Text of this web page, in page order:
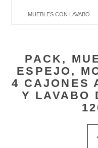
MUEBLES CON LAVABO
PACK,
ESPEJO,
4 CAJONES
Y LAVABO